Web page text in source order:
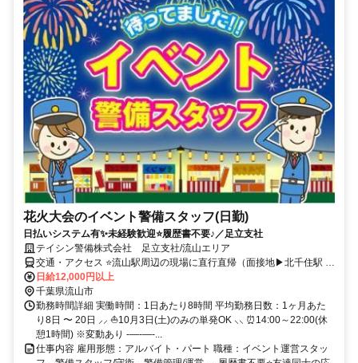
花火大会のイベント警備スタッフ(日勤)
日払いシステム有✨未経験歓迎⭐履歴書不要♪／足立支社
テイシン警備株式会社 足立支社/流山エリア
交通・アクセス ⭐流山駅周辺の現場に直行直帰（面接地▶北千住駅 徒
歩5分）
日給12,000円以上
千葉県流山市
勤務時間詳細 実働時間：1日あたり8時間 平均勤務日数：1ヶ月あた
り8日 〜 20日 ⸝⸝ ⛵10月3日(土)のみの単発OK ⸜⸜ ⏰14:00～22:00(休
憩1時間) ※変動あり -―-―-...
仕事内容 雇用形態：アルバイト・パート 職種：イベント運営スタッ